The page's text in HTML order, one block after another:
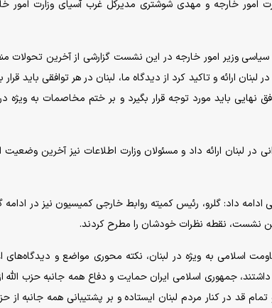
امور خارجه و مهدی شوشتری مدیرکل غرب آسیای وزارت امور
وزیر امور خارجه در این نشست گزارشی از آخرین تحولات
ارائه و تاکید کرد از دیدگاه ما، لبنان در هر توافقی باید قرار
باید مورد توجه قرار بگیرد و بر ختم مخاصمات به ویژه در
در لبنان ارائه داد و مسئولان وزارت اطلاعات نیز آخرین وضعیت
داد: گلرو، رئیس کمیته روابط خارجی کمیسیون نیز در ادامه
نشست، نقطه نظرات خودشان را مطرح کردند.
اسلامی به ویژه در لبنان، نکته محوری مواضع و دیدگاه‌های
جمهوری اسلامی ایران حمایت و دفاع همه جانبه حزب الله
قد در کنار مردم لبنان ایستاده و بر پشتیبانی همه جانبه از